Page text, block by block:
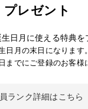
プレゼント
日月に使える特典を
日月の末日になります。
までにご登録のお客様
ランク詳細はこちら